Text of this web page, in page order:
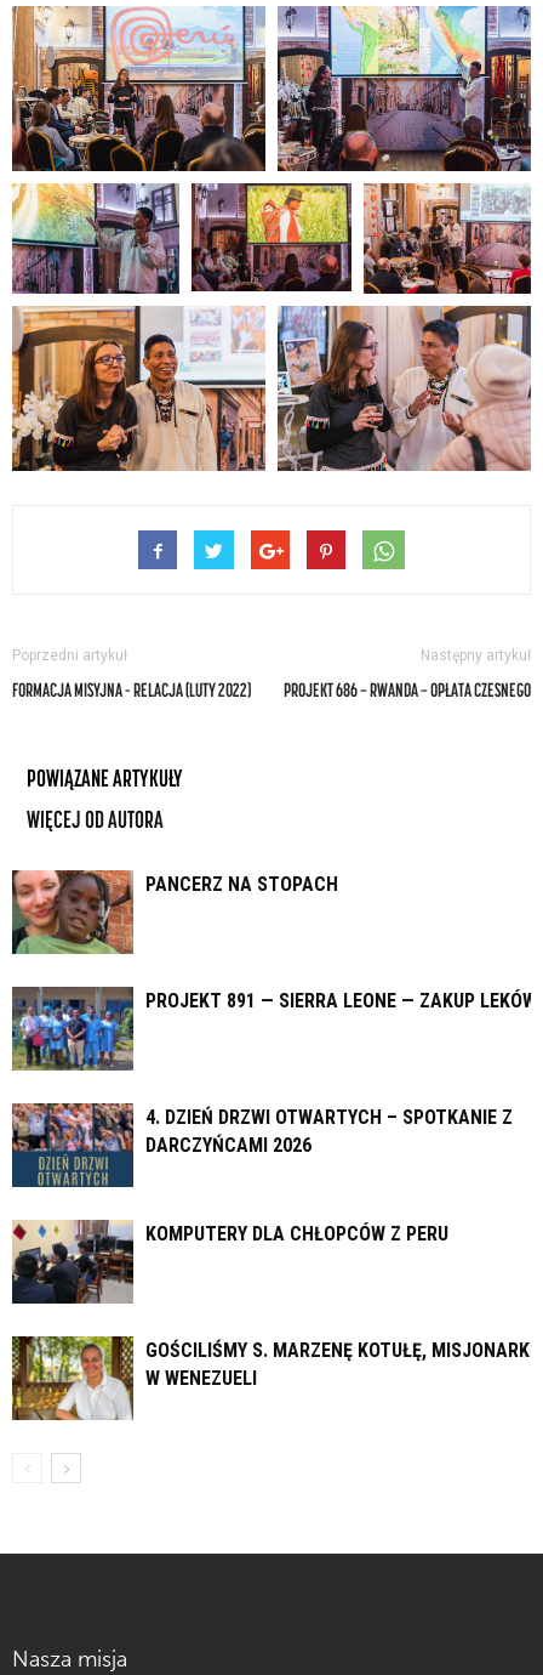
Poprzedni artykuł
FORMACJA MISYJNA – RELACJA (LUTY 2022)
Następny artykuł
PROJEKT 686 — RWANDA — OPŁATA CZESNEGO
POWIĄZANE ARTYKUŁY
WIĘCEJ OD AUTORA
PANCERZ NA STOPACH
PROJEKT 891 — SIERRA LEONE — ZAKUP LEKÓW
4. DZIEŃ DRZWI OTWARTYCH – SPOTKANIE Z
DARCZYŃCAMI 2026
KOMPUTERY DLA CHŁOPCÓW Z PERU
GOŚCILIŚMY S. MARZENĘ KOTUŁĘ, MISJONARKĘ
W WENEZUELI
Nasza misja